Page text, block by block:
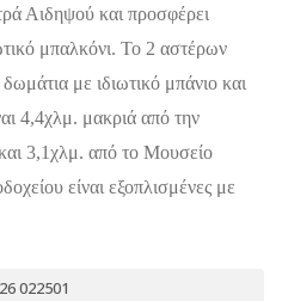
Αιδηψού και προσφέρει
μπαλκόνι. Το 2 αστέρων
με ιδιωτικό μπάνιο και
4,4χλμ. μακριά από την
3,1χλμ. από το Μουσείο
είναι εξοπλισμένες με
022501